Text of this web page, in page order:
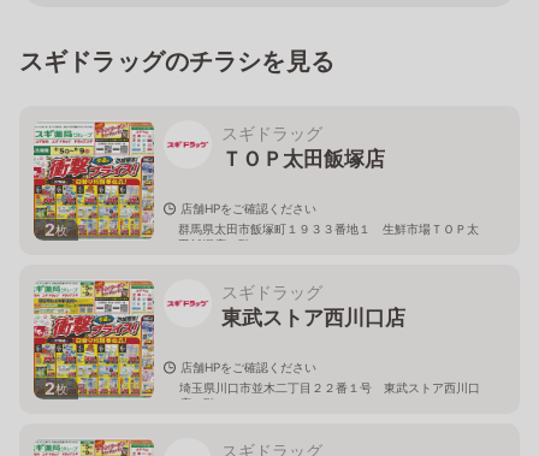
スギドラッグのチラシを見る
2枚
スギドラッグ
ＴＯＰ太田飯塚店
店舗HPをご確認ください
群馬県太田市飯塚町１９３３番地１ 生鮮市場ＴＯＰ太
田飯塚店１階
2枚
スギドラッグ
東武ストア西川口店
店舗HPをご確認ください
埼玉県川口市並木二丁目２２番１号 東武ストア西川口
店２階
スギドラッグ